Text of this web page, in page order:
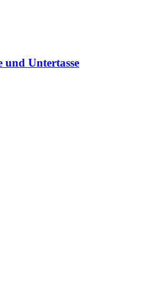
und Untertasse